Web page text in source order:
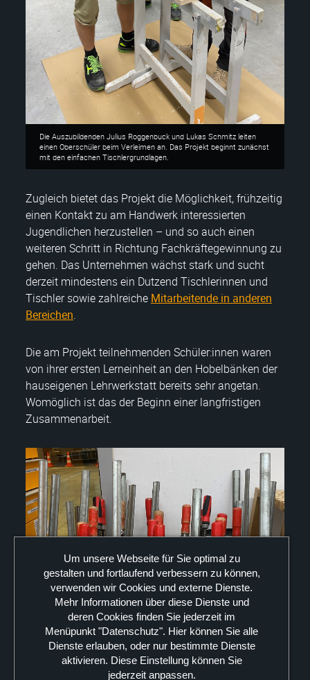
Die Auszubildenden Julius Roggenbuck und Lukas Schmitz leiten
einen Oberschüler beim Verleimen an. Das Projekt beginnt zunächst
mit den einfachen Tischlergrundlagen.
Zugleich bietet das Projekt die Möglichkeit, frühzeitig
einen Kontakt zu am Handwerk interessierten
Jugendlichen herzustellen – und so auch einen
weiteren Schritt in Richtung Fachkräftegewinnung zu
gehen. Das Unternehmen wächst stark und sucht
derzeit mindestens ein Dutzend Tischlerinnen und
Tischler sowie zahlreiche Mitarbeitende in anderen
Bereichen.
Die am Projekt teilnehmenden Schüler:innen waren
von ihrer ersten Lerneinheit an den Hobelbänken der
hauseigenen Lehrwerkstatt bereits sehr angetan.
Womöglich ist das der Beginn einer langfristigen
Zusammenarbeit.
Um unsere Webseite für Sie optimal zu
gestalten und fortlaufend verbessern zu können,
verwenden wir Cookies und externe Dienste.
Mehr Informationen über diese Dienste und
deren Cookies finden Sie jederzeit im
Menüpunkt "Datenschutz". Hier können Sie alle
Dienste erlauben, oder nur bestimmte Dienste
aktivieren. Diese Einstellung können Sie
jederzeit anpassen.